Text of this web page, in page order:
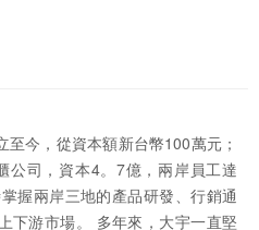
今，從資本額新台幣100萬元；
公司，資本4。7億，兩岸員工達
握兩岸三地的產品研發、行銷通
下游市場。 多年來，大宇一直堅